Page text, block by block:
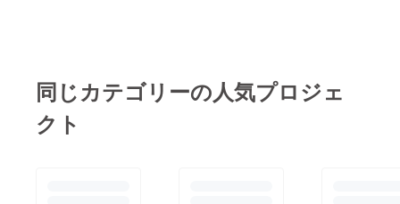
楽しみにしていてくだ
さい！！施工過程
同じカテゴリーの人気プロジェ
クト